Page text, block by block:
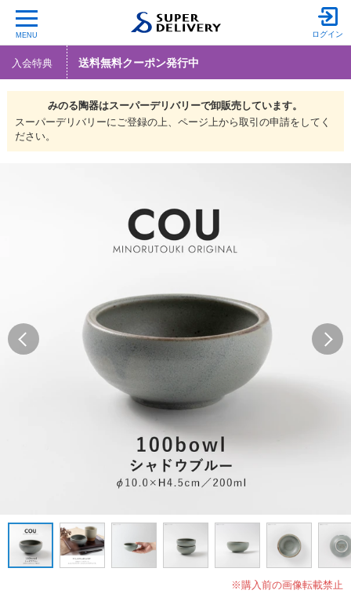
MENU ログイン
入会特典 送料無料クーポン発行中
みのる陶器はスーパーデリバリーで卸販売しています。
スーパーデリバリーにご登録の上、ページ上から取引の申請をしてく
ださい。
※購入前の画像転載禁止